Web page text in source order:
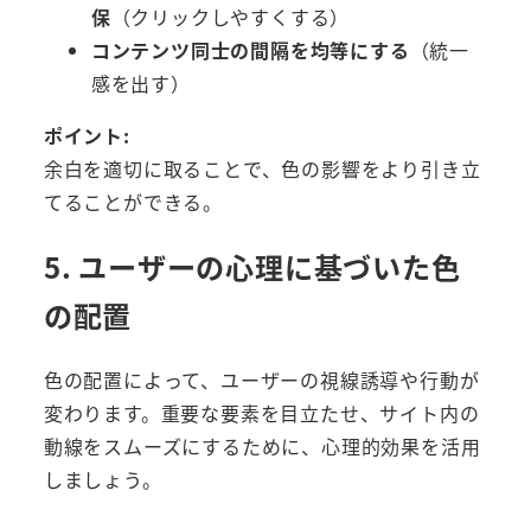
保 （クリックしやすくする）
コンテンツ同士の間隔を均等にする （統一
感を出す）
ポイント:
余白を適切に取ることで、色の影響をより引き立
てることができる。
5. ユーザーの心理に基づいた色
の配置
色の配置によって、ユーザーの視線誘導や行動が
変わります。重要な要素を目立たせ、サイト内の
動線をスムーズにするために、心理的効果を活用
しましょう。